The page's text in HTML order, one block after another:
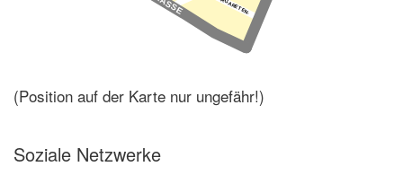
(Position auf der Karte nur ungefähr!)
Soziale Netzwerke